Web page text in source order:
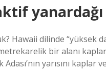
Hawaii dilinde “yüksek
bir alanı
yarısını